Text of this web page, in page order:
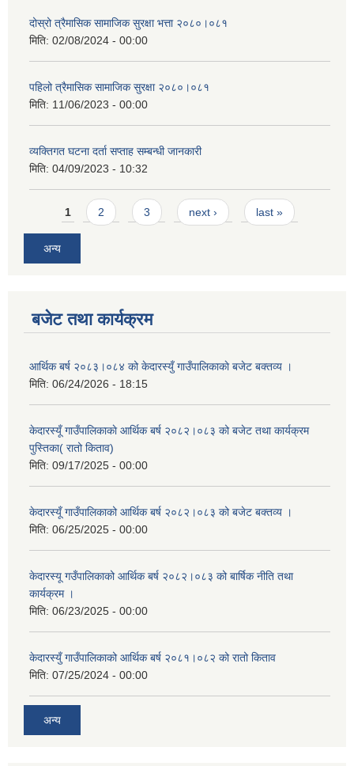
दोस्रो त्रैमासिक सामाजिक सुरक्षा भत्ता २०८०।०८१
मिति: 02/08/2024 - 00:00
पहिलो त्रैमासिक सामाजिक सुरक्षा २०८०।०८१
मिति: 11/06/2023 - 00:00
व्यक्तिगत घटना दर्ता सप्ताह सम्बन्धी जानकारी
मिति: 04/09/2023 - 10:32
Pages
1 2 3 next › last »
अन्य
बजेट तथा कार्यक्रम
आर्थिक बर्ष २०८३।०८४ को केदारस्युँ गाउँपालिकाकाे बजेट बक्तव्य ।
मिति: 06/24/2026 - 18:15
केदारस्यूँ गाउँपालिकाकाे आर्थिक बर्ष २०८२।०८३ को बजेट तथा कार्यक्रम
पुस्तिका( रातो किताव)
मिति: 09/17/2025 - 00:00
केदारस्यूँ गाउँपालिकाको आर्थिक बर्ष २०८२।०८३ को बजेट बक्तव्य ।
मिति: 06/25/2025 - 00:00
केदारस्यू गउँपालिकाको आर्थिक बर्ष २०८२।०८३ को बार्षिक नीति तथा
कार्यक्रम ।
मिति: 06/23/2025 - 00:00
केदारस्युँ गाउँपालिकाको आर्थिक बर्ष २०८१।०८२ को रातो किताव
मिति: 07/25/2024 - 00:00
अन्य